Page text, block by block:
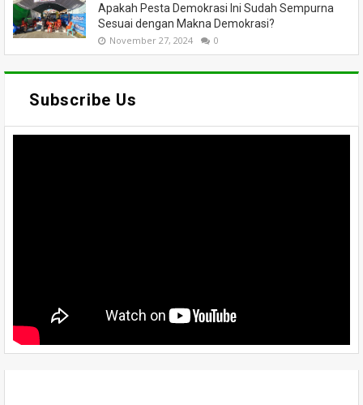
Apakah Pesta Demokrasi Ini Sudah Sempurna
Sesuai dengan Makna Demokrasi?
November 27, 2024 0
Subscribe Us